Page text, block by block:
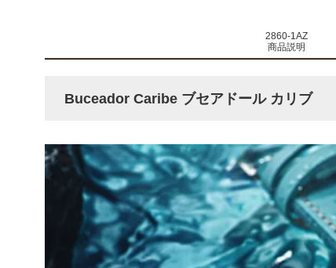
2860-1AZ
商品説明
Buceador Caribe ブセアドール カリブ